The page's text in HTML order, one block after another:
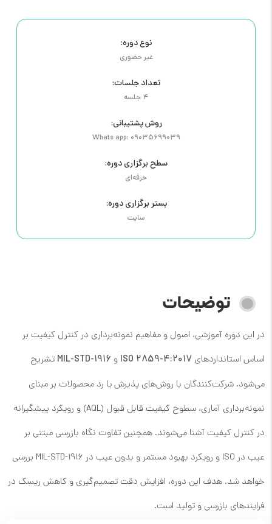
نوع دوره:
غیر حضوری
تعداد جلسات:
4 جلسه
روش پشتیبانی:
Whats app: 09035699039
سطح برگزاری دوره:
حرفه‌ای
بستر برگزاری دوره:
سایت
توضیحات
در این دوره آموزشی، اصول و مفاهیم نمونه‌برداری در کنترل کیفیت بر
اساس استانداردهای ISO 2859-4:2017 و MIL-STD-1916 تشریح
می‌شود. شرکت‌کنندگان با روش‌های پذیرش یا رد محصولات بر مبنای
نمونه‌برداری آماری، سطوح کیفیت قابل قبول (AQL) و رویکرد پیشگیرانه
در کنترل کیفیت آشنا می‌شوند. همچنین تفاوت نگاه بازرسی مبتنی بر
عیب در ISO و رویکرد بهبود مستمر و بدون عیب در MIL-STD-1916 بررسی
خواهد شد. هدف این دوره، افزایش دقت تصمیم‌گیری و کاهش ریسک در
فرایندهای بازرسی و تولید است.